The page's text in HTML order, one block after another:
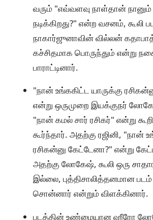
வரும் "எவ்வளவு நாள்தான்
நடிக்கிறது?" என்ற வசனம், கூலி
நாகார்ஜுனாவின் வில்லன்
கச்சிதமாக பொருந்தும் என்று
பாராட்டினார்.
"நான் உங்ககிட்ட யாருக்கு
என்று ஒருமுறை இயக்குநர்
"நான் கமல் சார் ரசிகர்" என்று
கூர்ந்தார். அதற்கு ரஜினி, "நான்
ரசிகன்னு கேட்டேனா?" என்று
அதற்கு லோகேஷ், கூலி ஒரு
இல்லை, புத்திசாலித்தனமான
சொன்னார் என்றும் விளக்கினார்.
படத்தின் உண்மையான ஹீரோ